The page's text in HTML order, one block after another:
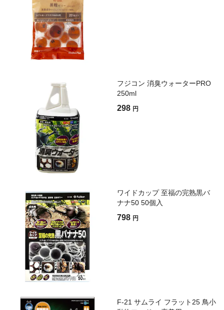
フジコン 消臭ウォーターPRO
250ml
298 円
ワイドカップ 至福の完熟黒バ
ナナ50 50個入
798 円
F-21 サムライ フラット25 鳥小